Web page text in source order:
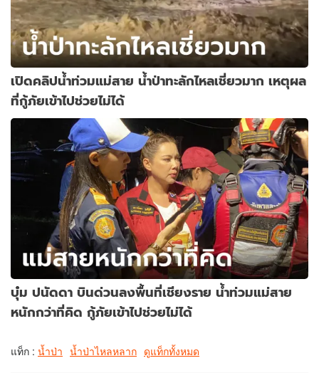
เปิดคลิปน้ำท่วมแม่สาย น้ำป่าทะลักไหลเชี่ยวมาก เหตุผล
ที่กู้ภัยเข้าไปช่วยไม่ได้
บุ๋ม ปนัดดา บินด่วนลงพื้นที่เชียงราย น้ำท่วมแม่สาย
หนักกว่าที่คิด กู้ภัยเข้าไปช่วยไม่ได้
แท็ก : น้ำป่า น้ำป่าไหลหลาก ดูแท็กทั้งหมด